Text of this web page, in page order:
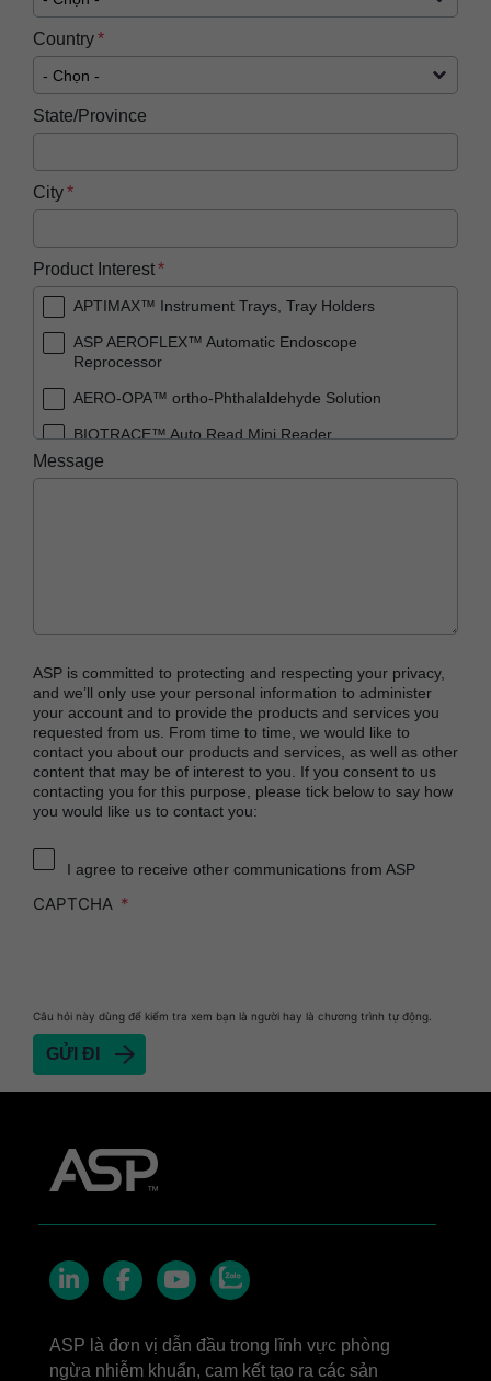
Country
State/Province
City
Product Interest
APTIMAX™ Instrument Trays, Tray Holders
ASP AEROFLEX™ Automatic Endoscope
Reprocessor
AERO-OPA™ ortho-Phthalaldehyde Solution
BIOTRACE™ Auto Read Mini Reader
BIOTRACE™ Auto Read Pro Reader
CIDEX™ Tray System
CIDEZYME™ XTRA Multi-Enzymatic Detergent
CYCLESURE™ 24 Biological Indicator (BI)
ENZOL™ Enzymatic Detergent
PRESEPT™ Effervescent Disinfectant Tablets
SEALSURE™ Chemical Indicator Tape
STERRAD NX™ System with ALLClear™
Technology
STERRAD™ 100NX System with ALLClear™
Technology
STERRAD™ System Cassettes Collection Box
Message
ASP is committed to protecting and respecting your privacy,
and we’ll only use your personal information to administer
your account and to provide the products and services you
requested from us. From time to time, we would like to
contact you about our products and services, as well as other
content that may be of interest to you. If you consent to us
contacting you for this purpose, please tick below to say how
you would like us to contact you:
I agree to receive other communications from ASP
CAPTCHA
Câu hỏi này dùng để kiểm tra xem bạn là người hay là chương trình tự động.
Zalo
ASP là đơn vị dẫn đầu trong lĩnh vực phòng
ngừa nhiễm khuẩn, cam kết tạo ra các sản